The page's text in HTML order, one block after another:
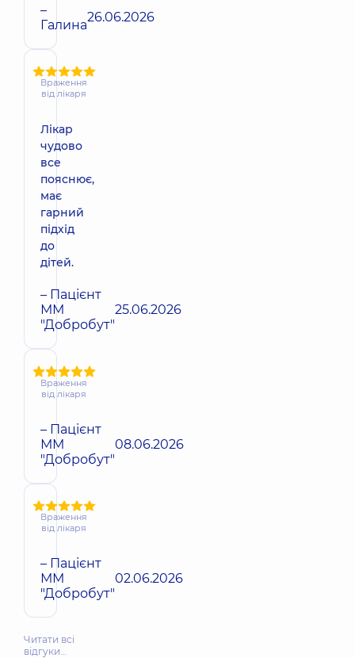
–
Галина26.06.2026
Враження
від лікаря
Лікар
чудово
все
пояснює,
має
гарний
підхід
до
дітей.
– Пацієнт
ММ
"Добробут"
25.06.2026
Враження
від лікаря
– Пацієнт
ММ
"Добробут"
08.06.2026
Враження
від лікаря
– Пацієнт
ММ
"Добробут"
02.06.2026
Читати всі
відгуки…